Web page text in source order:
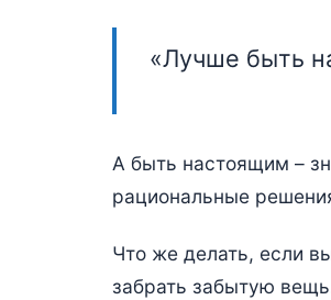
«Лучше быть
А быть настоящим –
рациональные
Что же делать, если
забрать забытую